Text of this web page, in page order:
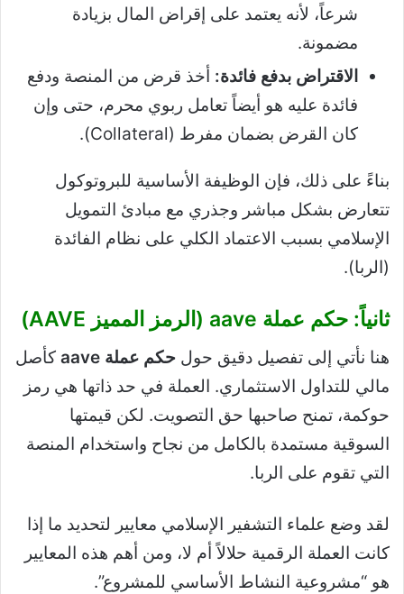
شرعاً، لأنه يعتمد على إقراض المال بزيادة
مضمونة.
الاقتراض بدفع فائدة: أخذ قرض من المنصة ودفع
فائدة عليه هو أيضاً تعامل ربوي محرم، حتى وإن
كان القرض بضمان مفرط (Collateral).
بناءً على ذلك، فإن الوظيفة الأساسية للبروتوكول
تتعارض بشكل مباشر وجذري مع مبادئ التمويل
الإسلامي بسبب الاعتماد الكلي على نظام الفائدة
(الربا).
ثانياً: حكم عملة aave (الرمز المميز AAVE)
هنا نأتي إلى تفصيل دقيق حول حكم عملة aave
كأصل
مالي للتداول الاستثماري. العملة في حد ذاتها هي رمز
حوكمة، تمنح صاحبها حق التصويت. لكن قيمتها
السوقية مستمدة بالكامل من نجاح واستخدام المنصة
التي تقوم على الربا.
لقد وضع علماء التشفير الإسلامي معايير لتحديد ما إذا
كانت العملة الرقمية حلالاً أم لا، ومن أهم هذه المعايير
هو “مشروعية النشاط الأساسي للمشروع”.